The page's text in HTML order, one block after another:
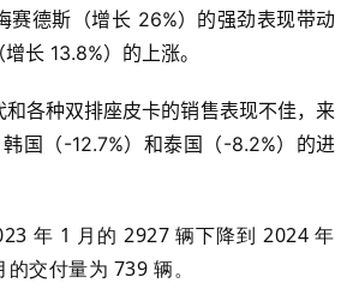
赛德斯（增长 26%）的强劲表现带动
长 13.8%）的上涨。
各种双排座皮卡的销售表现不佳，来
国（-12.7%）和泰国（-8.2%）的进
年 1 月的 2927 辆下降到 2024 年
交付量为 739 辆。